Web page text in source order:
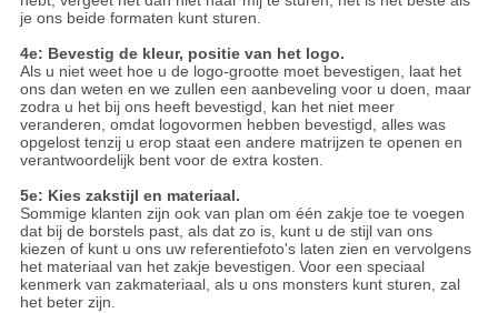
je ons beide formaten kunt sturen.
4e: Bevestig de kleur, positie van het logo.
Als u niet weet hoe u de logo-grootte moet bevestigen, laat het
ons dan weten en we zullen een aanbeveling voor u doen, maar
zodra u het bij ons heeft bevestigd, kan het niet meer
veranderen, omdat logovormen hebben bevestigd, alles was
opgelost tenzij u erop staat een andere matrijzen te openen en
verantwoordelijk bent voor de extra kosten.
5e: Kies zakstijl en materiaal.
Sommige klanten zijn ook van plan om één zakje toe te voegen
dat bij de borstels past, als dat zo is, kunt u de stijl van ons
kiezen of kunt u ons uw referentiefoto's laten zien en vervolgens
het materiaal van het zakje bevestigen. Voor een speciaal
kenmerk van zakmateriaal, als u ons monsters kunt sturen, zal
het beter zijn.